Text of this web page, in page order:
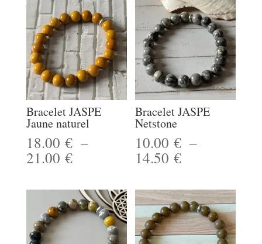
Bracelet JASPE
Jaune naturel
18.00 € –
21.00 €Plage
prix :
18.00 €
à
21.00 €
Bracelet JASPE
Netstone
10.00€ –
14.50€Plage
prix :
10.00 €
à
14.50 €